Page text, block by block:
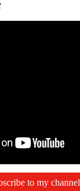
to my channel